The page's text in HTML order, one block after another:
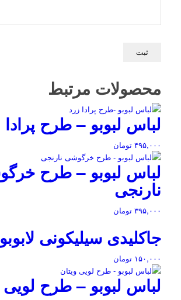
محصولات مرتبط
لباس لبوبو – طرح پرادا
۴۹۵,۰۰۰ تومان
لباس لبوبو – طرح
نارنجی
۳۹۵,۰۰۰ تومان
جاکلیدی سیلیکونی
۱۵۰,۰۰۰ تومان
لباس لبوبو – طرح لویی